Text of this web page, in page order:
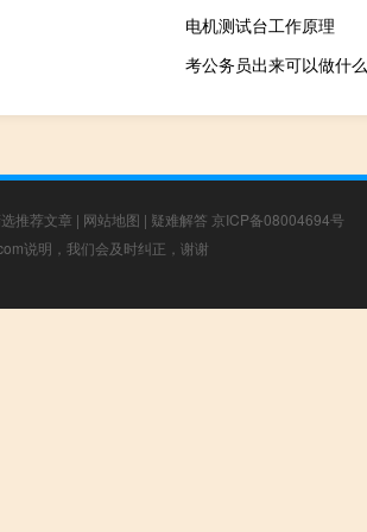
电机测试台工作原理
考公务员出来可以做什么
推荐文章 | 网站地图 | 疑难解答 京ICP备08004694号
说明，我们会及时纠正，谢谢